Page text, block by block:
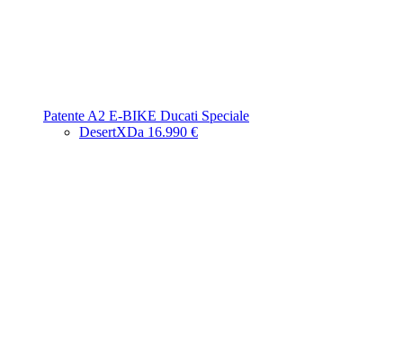
Patente A2 E-BIKE Ducati Speciale
DesertXDa 16.990 €